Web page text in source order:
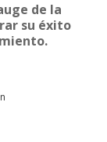
de la
su éxito